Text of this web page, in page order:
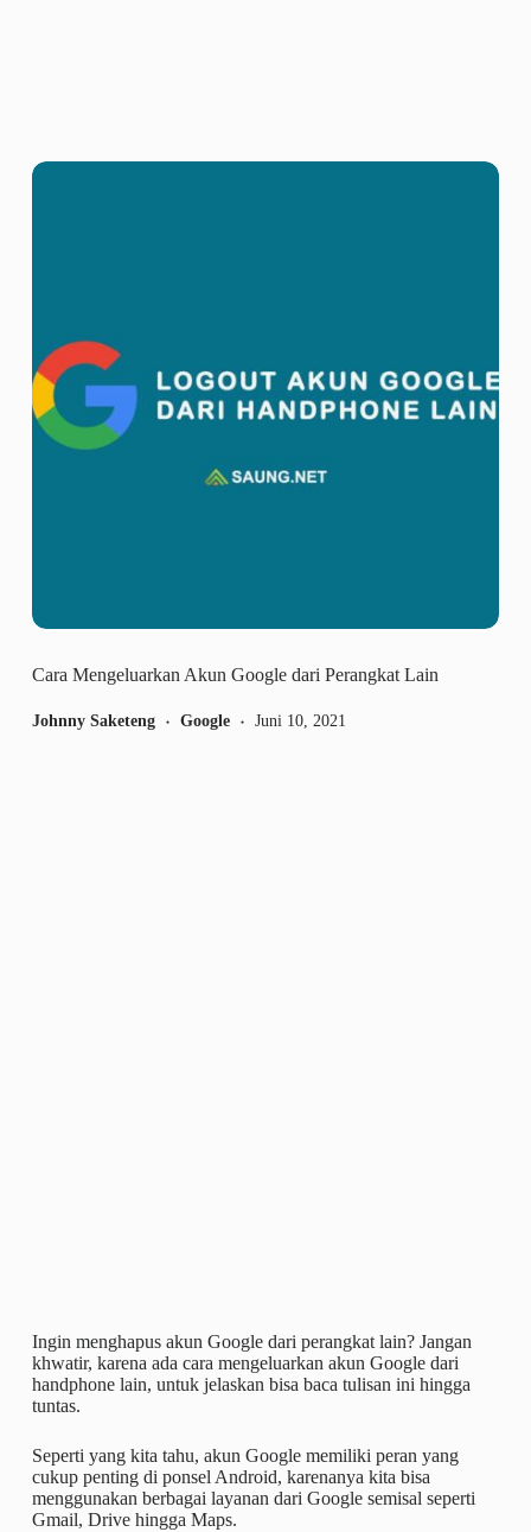
Cara Mengeluarkan Akun Google dari Perangkat Lain
Johnny Saketeng Google Juni 10, 2021
Ingin menghapus akun Google dari perangkat lain? Jangan
khwatir, karena ada cara mengeluarkan akun Google dari
handphone lain, untuk jelaskan bisa baca tulisan ini hingga
tuntas.
Seperti yang kita tahu, akun Google memiliki peran yang
cukup penting di ponsel Android, karenanya kita bisa
menggunakan berbagai layanan dari Google semisal seperti
Gmail, Drive hingga Maps.